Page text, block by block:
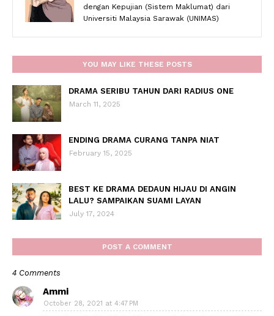
dengan Kepujian (Sistem Maklumat) dari
Universiti Malaysia Sarawak (UNIMAS)
YOU MAY LIKE THESE POSTS
DRAMA SERIBU TAHUN DARI RADIUS ONE
March 11, 2025
ENDING DRAMA CURANG TANPA NIAT
February 15, 2025
BEST KE DRAMA DEDAUN HIJAU DI ANGIN
LALU? SAMPAIKAN SUAMI LAYAN
July 17, 2024
POST A COMMENT
4 Comments
Ammi
October 28, 2021 at 4:47 PM